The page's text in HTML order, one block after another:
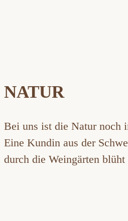
NATUR
Bei uns ist die Natur noch
Eine Kundin aus der
durch die Weingärten